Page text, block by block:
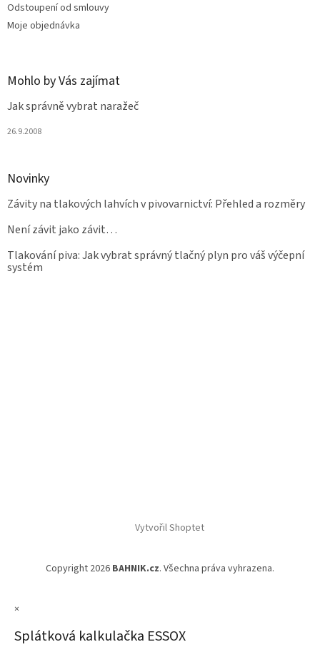
Odstoupení od smlouvy
Moje objednávka
Mohlo by Vás zajímat
Jak správně vybrat naražeč
26.9.2008
Novinky
Závity na tlakových lahvích v pivovarnictví: Přehled a rozměry
Není závit jako závit…
Tlakování piva: Jak vybrat správný tlačný plyn pro váš výčepní
systém
Vytvořil Shoptet
Copyright 2026 BAHNIK.cz. Všechna práva vyhrazena.
×
Splátková kalkulačka ESSOX